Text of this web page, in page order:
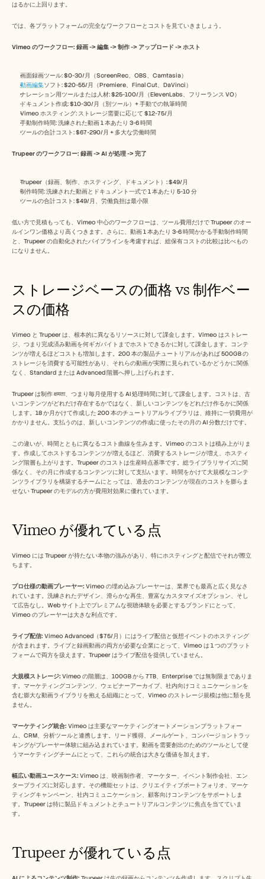
はるかに上回ります。
では、各プラットフォームの完全なワークフローとコストを見ていきましょう。
Vimeo のワークフロー: 録画 -> 編集 -> 制作 -> アップロード -> ホスト
画面録画ツール: $0-30/月（ScreenRec、OBS、Camtasia）
動画編集ソフト: $20-55/月（Premiere、Final Cut、DaVinci）
ナレーション用ツールまたは人材: $25-100/月（ElevenLabs、フリーランス VO）
ドキュメント作成: $10-30/月（別ツール）+ 手動での執筆時間
Vimeo ホスティング: ストレージ需要に応じて $12-75/月
手動制作時間: 洗練された動画 1 本あたり 3-6 時間
ツールの合計コスト: $67-290/月 + 多大な労働時間
Trupeer のワークフロー: 録画 -> AI が処理 -> 完了
Trupeer（録画、制作、ホスティング、ドキュメント）: $49/月
制作時間: 洗練された動画とドキュメント一式で 1 本あたり 5-10 分
ツールの合計コスト: $49/月、労働負担は最小限
低い方で見積もっても、Vimeo 中心のワークフローは、ツール費用だけで Trupeer のオー
ルインワン価格より高くつきます。さらに、動画 1 本あたり 3-6 時間かかる手動制作時間
と、Trupeer の自動化されたパイプラインを考慮すれば、総保有コストの比較は比べもの
になりません。
ストレージベースの価格 vs 制作ベー
スの価格
Vimeo と Trupeer は、根本的に異なるリソースに対して課金します。Vimeo はストレー
ジ、つまり完成済み動画を何ギガバイトまでホストできるかに対して課金します。コンテ
ンツが増えるほどコストも増加します。200 本の製品チュートリアルがあれば 500GB の
ストレージを消費する可能性があり、それらの動画が実際に見られているかどうかに関係
なく、Standard または Advanced 階層へ押し上げられます。
Trupeer は制作 क्षमता、つまり毎月使用する AI 処理時間に対して課金します。コストは、古
いコンテンツがどれだけ存在するかではなく、新しいコンテンツをどれだけ作るかに関係
します。18 か月かけて作成した 200 本のチュートリアルライブラリは、維持に一切費用が
かかりません。支払うのは、新しいコンテンツの作成に使ったその月の AI 分数だけです。
この違いが、時間とともに異なるコスト曲線を生みます。Vimeo のコストは積み上がりま
す。作成してホストするコンテンツが増えるほど、消費するストレージが増え、ホスティ
ング階層も上がります。Trupeer のコストは生産時点基準です。総ライブラリサイズに関
係なく、その月に作成するコンテンツに対して支払います。時間をかけて大規模なコンテ
ンツライブラリを構築するチームにとっては、過去のコンテンツが現在のコストを膨らま
せない Trupeer のモデルの方が費用対効果に優れています。
Vimeo が優れている点
Vimeo には Trupeer が持たない本物の強みがあり、特にホスティングと配信でそれが際立
ちます。
プロ仕様の動画プレーヤー: Vimeo の埋め込みプレーヤーは、業界でも最高と広く見なさ
れています。洗練されたデザイン、滑らかな再生、豊富なカスタマイズオプション、そし
て広告なし。Web サイト上でプレミアムな視聴体験を必要とするブランドにとって、
Vimeo のプレーヤーは大きな利点です。
ライブ配信: Vimeo Advanced（$75/月）にはライブ配信と仮想イベントのホスティング
が含まれます。ライブと録画動画の両方が必要な企業にとって、Vimeo は 1 つのプラット
フォームで両方を扱えます。Trupeer はライブ配信を提供していません。
大規模ストレージ: Vimeo の階層は、100GB から 7TB、Enterprise では無制限までありま
す。マーケティングコンテンツ、ウェビナーアーカイブ、社内向けコミュニケーションを
含む膨大な動画ライブラリを抱える組織にとって、Vimeo のストレージ規模は他に類を見
ません。
マーケティング統合: Vimeo は主要なマーケティングオートメーションプラットフォー
ム、CRM、分析ツールと連携します。リード獲得、メールゲート、コンバージョントラッ
キングがプレーヤー体験に組み込まれています。動画を需要創出のためのツールとして使
うマーケティングチームにとって、これらの統合は大きな価値を加えます。
幅広い動画ユースケース: Vimeo は、映画制作者、マーケター、イベント制作会社、エン
タープライズに対応します。その機能セットは、クリエイティブポートフォリオ、マーケ
ティングキャンペーン、社内コミュニケーション、顧客向けコンテンツをサポートしま
す。Trupeer は特に製品ドキュメントとチュートリアルコンテンツに焦点を当てていま
す。
Trupeer が優れている点